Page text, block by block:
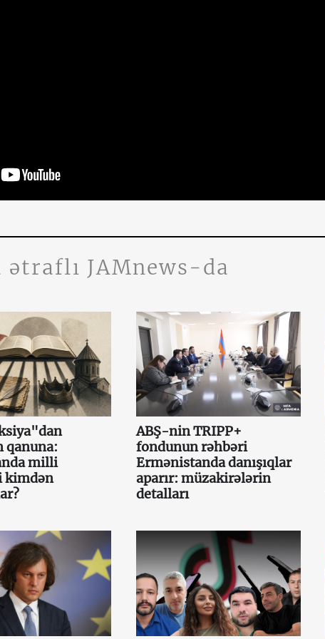
ətraflı JAMnews-da
qanuna:
milli
kimdən
ABŞ-nin TRIPP+
fondunun rəhbəri
Ermənistanda danışıqlar
aparır: müzakirələrin
detalları